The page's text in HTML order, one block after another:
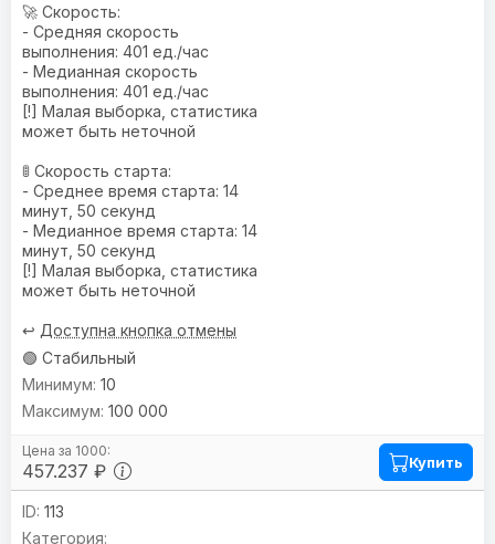
🚀 Скорость:
- Средняя скорость
выполнения: 401 ед./час
- Медианная скорость
выполнения: 401 ед./час
[!] Малая выборка, статистика
может быть неточной
🚦 Скорость старта:
- Среднее время старта: 14
минут, 50 секунд
- Медианное время старта: 14
минут, 50 секунд
[!] Малая выборка, статистика
может быть неточной
↩️ Доступна кнопка отмены
🟢 Стабильный
457.237 ₽
10
100 000
Купить
113